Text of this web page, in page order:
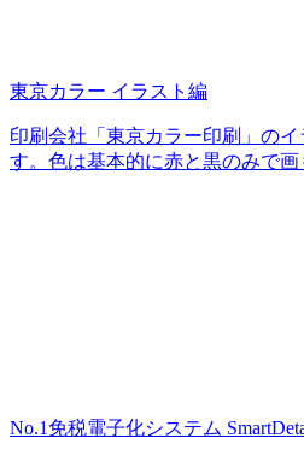
東京カラー イラスト編
印刷会社「東京カラー印刷」の
す。色は基本的に赤と黒のみで
No.1免税電子化システム